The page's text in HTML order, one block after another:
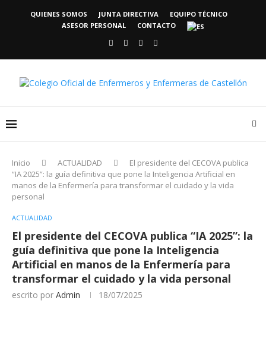
QUIENES SOMOS JUNTA DIRECTIVA
EQUIPO TÉCNICO
ASESOR PERSONAL
CONTACTO
Inicio ACTUALIDAD
El presidente del CECOVA publica
“IA 2025”: la guía definitiva que pone la Inteligencia Artificial en
manos de la Enfermería para transformar el cuidado y la vida
personal
ACTUALIDAD
El presidente del CECOVA publica “IA 2025”: la
guía definitiva que pone la Inteligencia
Artificial en manos de la Enfermería para
transformar el cuidado y la vida personal
escrito por Admin 18/07/2025